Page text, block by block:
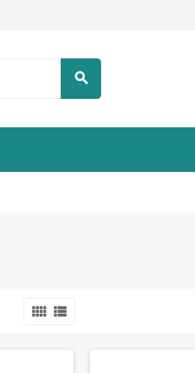
search
view_comfy view_list